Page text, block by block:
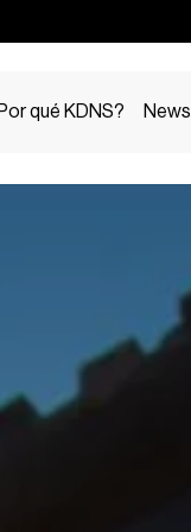
qué KDNS? News